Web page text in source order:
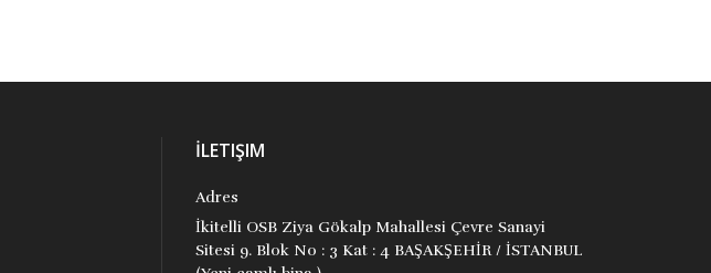
İLETIŞIM
Adres
İkitelli OSB Ziya Gökalp Mahallesi Çevre Sanayi
Sitesi 9. Blok No : 3 Kat : 4 BAŞAKŞEHİR / İSTANBUL